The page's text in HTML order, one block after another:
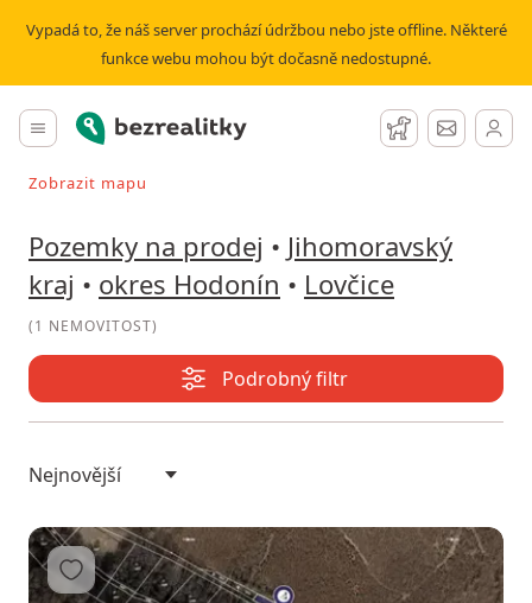
Vypadá to, že náš server prochází údržbou nebo jste offline. Některé
funkce webu mohou být dočasně nedostupné.
Hlavní menu
Bezrealitky Hlídací pes
Zprávy
Vyhledávat při pohybu v mapě
Zobrazit mapu
Pozemky na prodej • Jihomoravský
kraj • okres Hodonín • Lovčice
(1 NEMOVITOST)
Podrobný filtr
Přidat do oblíbených